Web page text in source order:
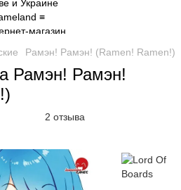
Рамэн! Рамэн! (Ramen! Ramen!)
Рамэн! Рамэн!
2 отзыва